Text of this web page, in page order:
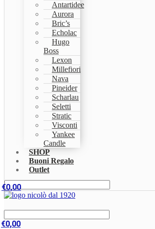
Antartidee
Aurora
Bric’s
Echolac
Hugo
Boss
Lexon
Millefiori
Nava
Pineider
Scharlau
Seletti
Stratic
Visconti
Yankee
Candle
SHOP
Buoni Regalo
Outlet
€0,00
€0,00